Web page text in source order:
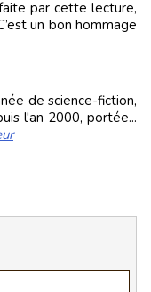
par cette lecture,
un bon hommage
de science-fiction,
l'an 2000, portée...